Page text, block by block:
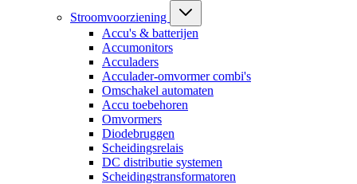
Stroomvoorziening
Accu's & batterijen
Accumonitors
Acculaders
Acculader-omvormer combi's
Omschakel automaten
Accu toebehoren
Omvormers
Diodebruggen
Scheidingsrelais
DC distributie systemen
Scheidingstransformatoren